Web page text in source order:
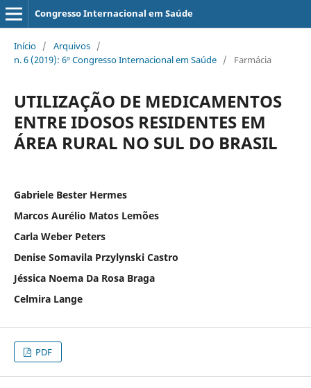
Congresso Internacional em Saúde
Início / Arquivos /
n. 6 (2019): 6º Congresso Internacional em Saúde / Farmácia
UTILIZAÇÃO DE MEDICAMENTOS
ENTRE IDOSOS RESIDENTES EM
ÁREA RURAL NO SUL DO BRASIL
Gabriele Bester Hermes
Marcos Aurélio Matos Lemões
Carla Weber Peters
Denise Somavila Przylynski Castro
Jéssica Noema Da Rosa Braga
Celmira Lange
PDF